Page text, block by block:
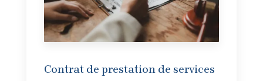
Contrat de prestation de services